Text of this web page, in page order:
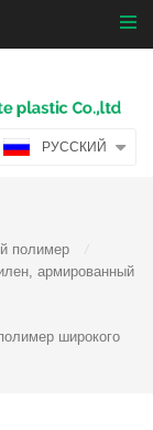
РУССКИЙ
полимер
армированный
широкого